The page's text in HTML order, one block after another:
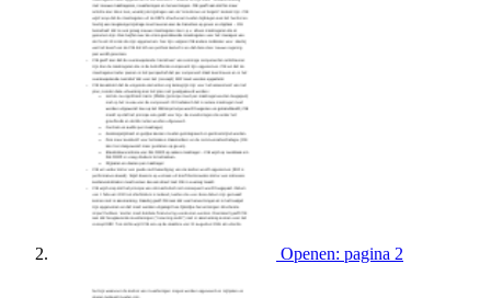
Openen: pagina 2